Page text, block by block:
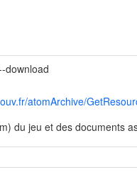
download
atomArchive/
du jeu et des documents